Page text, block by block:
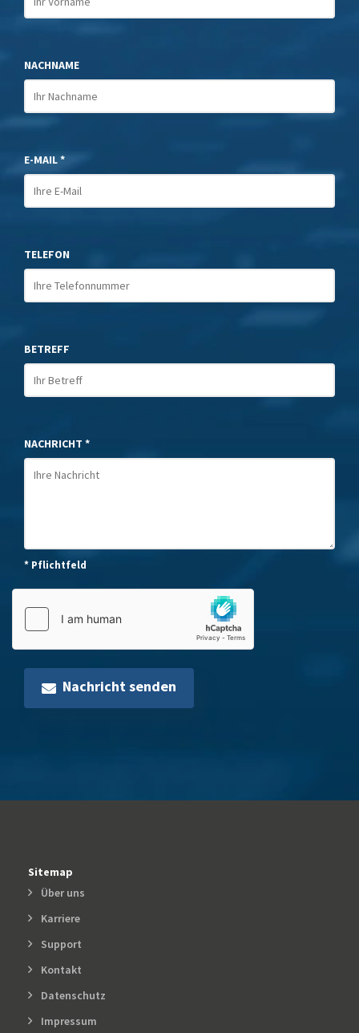
NACHNAME
E-MAIL *
TELEFON
BETREFF
NACHRICHT *
* Pflichtfeld
Nachricht senden
Sitemap
Über uns
Karriere
Support
Kontakt
Datenschutz
Impressum